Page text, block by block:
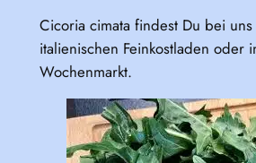
Cicoria cimata findest Du bei
italienischen Feinkostladen oder
Wochenmarkt.